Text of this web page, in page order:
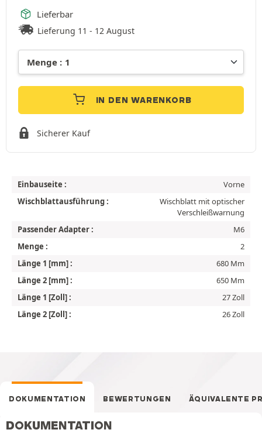
Lieferbar
Lieferung 11 - 12 August
IN DEN WARENKORB
Sicherer Kauf
Einbauseite :
Vorne
Wischblattausführung :
Wischblatt mit optischer
Verschleißwarnung
Passender Adapter :
M6
Menge :
2
Länge 1 [mm] :
680 Mm
Länge 2 [mm] :
650 Mm
Länge 1 [Zoll] :
27 Zoll
Länge 2 [Zoll] :
26 Zoll
DOKUMENTATION BEWERTUNGEN ÄQUIVALENTE
DOKUMENTATION